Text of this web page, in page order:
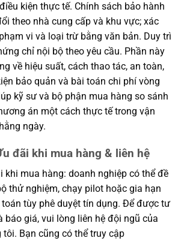
kiện thực tế. Chính sách bảo hành
theo nhà cung cấp và khu vực; xác
vi và loại trừ bằng văn bản. Duy trì
chỉ nội bộ theo yêu cầu. Phần này
về hiệu suất, cách thao tác, an toàn,
bảo quản và bài toán chi phí vòng
kỹ sư và bộ phận mua hàng so sánh
án một cách thực tế trong vận
ngày.
đãi khi mua hàng & liên hệ
khi mua hàng: doanh nghiệp có thể đề
thử nghiệm, chạy pilot hoặc gia hạn
tùy phê duyệt tín dụng. Để được tư
báo giá, vui lòng liên hệ đội ngũ của
tôi. Bạn cũng có thể truy cập